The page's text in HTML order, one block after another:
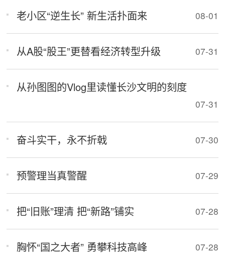
老小区“逆生长” 新生活扑面来 08-01
从A股“股王”更替看经济转型升级 07-31
从孙图图的Vlog里读懂长沙文明的刻度
07-31
奋斗实干，永不折戟 07-30
预警理当真警醒 07-29
把“旧账”理清 把“新路”铺实 07-28
胸怀“国之大者” 勇攀科技高峰 07-28